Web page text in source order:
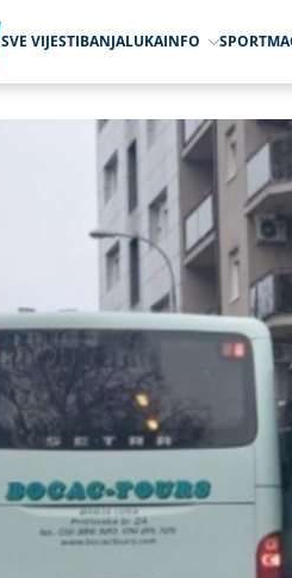
SVE VIJESTIBANJALUKAINFO SPORT